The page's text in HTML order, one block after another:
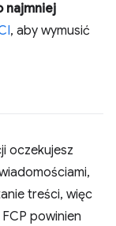
najmniej
, aby wymusić
oczekujesz
treści, więc
powinien